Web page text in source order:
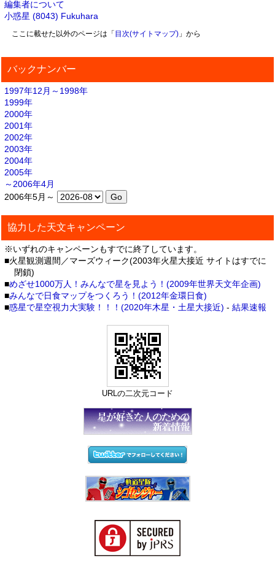
編集者について
小惑星 (8043) Fukuhara
ここに載せた以外のページは「 目次(サイトマップ)」から
バックナンバー
1997年12月～1998年
1999年
2000年
2001年
2002年
2003年
2004年
2005年
～2006年4月
2006年5月～
協力した天文キャンペーン
※いずれのキャンペーンもすでに終了しています。
■火星観測週間／マーズウィーク(2003年火星大接近 サイトはすでに
閉鎖)
■めざせ1000万人！みんなで星を見よう！(2009年世界天文年企画)
■みんなで日食マップをつくろう！(2012年金環日食)
■惑星で星空視力大実験！！！(2020年木星・土星大接近) - 結果速報
URLの二次元コード